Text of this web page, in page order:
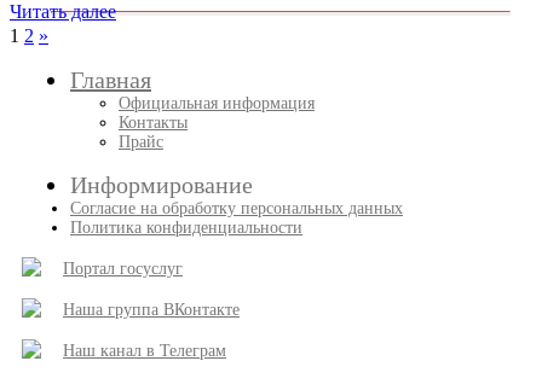
Читать далее
Пагинация
записей
1 2 След.
»
Главная
Официальная информация
Контакты
Прайс
Информирование
Согласие на обработку персональных данных
Политика конфиденциальности
Портал госуслуг
Наша группа ВКонтакте
Наш канал в Телеграм